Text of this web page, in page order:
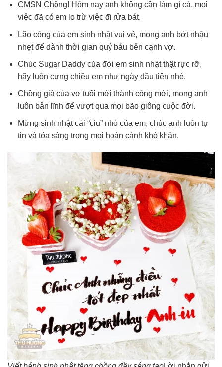
CMSN Chồng! Hôm nay anh không cần làm gì cả, mọi
việc đã có em lo trừ việc đi rửa bát.
Lão công của em sinh nhật vui vẻ, mong anh bớt nhậu
nhẹt để dành thời gian quý báu bên cạnh vợ.
Chúc Sugar Daddy của đời em sinh nhật thật rực rỡ,
hãy luôn cưng chiều em như ngày đầu tiên nhé.
Chồng già của vợ tuổi mới thành công mới, mong anh
luôn bản lĩnh để vượt qua mọi bão giông cuộc đời.
Mừng sinh nhật cái “ciu” nhỏ của em, chúc anh luôn tự
tin và tỏa sáng trong mọi hoàn cảnh khó khăn.